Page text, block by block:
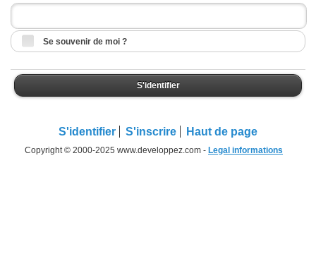
Se souvenir de moi ?
S'identifier
S'identifier S'inscrire Haut de page
Copyright © 2000-2025 www.developpez.com - Legal informations